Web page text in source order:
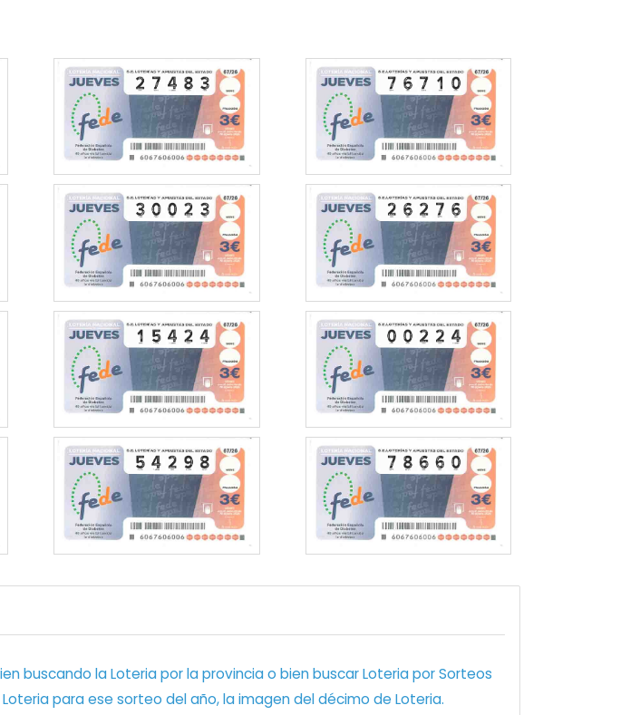
buscando la Loteria por la provincia o bien buscar Loteria por Sorteos
para ese sorteo del año, la imagen del décimo de Loteria.